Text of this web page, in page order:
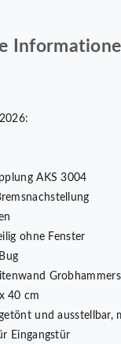
AKS 3004
ohne Fenster
40 cm
und ausstellbar,
Eingangstür